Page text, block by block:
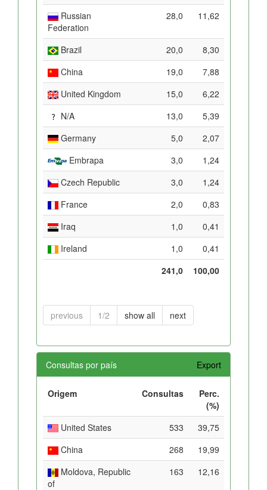
Russian
Federation
28,0 11,62
Brazil 20,0
8,30
China
19,0
7,88
United Kingdom
15,0
6,22
N/A
13,0
5,39
Germany
5,0
2,07
Embrapa
3,0
1,24
Czech Republic
3,0
1,24
France
2,0
0,83
Iraq
1,0
0,41
Ireland
1,0
0,41
241,0
100,00
previous 1/2 show all next
Consultas por país Export
Origem Consultas
Perc.
(%)
United States
533
39,75
China
268
19,99
Moldova, Republic
of
163 12,16